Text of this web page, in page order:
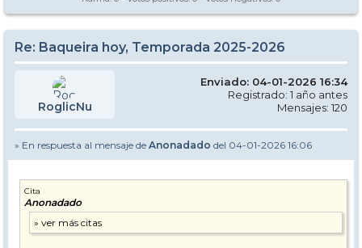
Re: Baqueira hoy, Temporada 2025-2026
RoglicNu
Enviado: 04-01-2026 16:34
Registrado: 1 año antes
Mensajes: 120
» En respuesta al mensaje de Anonadado del 04-01-2026 16:06
Cita
Anonadado